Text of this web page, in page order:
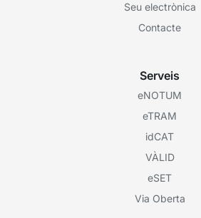
Seu electrònica
Contacte
Serveis
eNOTUM
eTRAM
idCAT
VÀLID
eSET
Via Oberta